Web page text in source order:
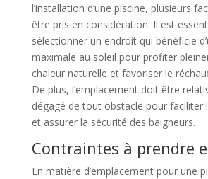
l’installation d’une piscine, plusieurs
être pris en considération. Il est
sélectionner un endroit qui bénéficie
maximale au soleil pour profiter
chaleur naturelle et favoriser le
De plus, l’emplacement doit être
dégagé de tout obstacle pour faciliter
et assurer la sécurité des baigneurs.
Contraintes à prendre
En matière d’emplacement pour une